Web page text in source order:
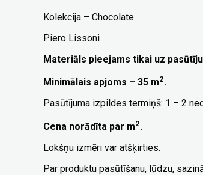
Kolekcija – Chocolate
Piero Lissoni
Materiāls pieejams tikai uz
Minimālais apjoms – 35 m2.
Pasūtījuma izpildes termiņš: 1 – 2
Cena norādīta par m2.
Lokšņu izmēri var atšķirties.
Par produktu pasūtīšanu, lūdzu,